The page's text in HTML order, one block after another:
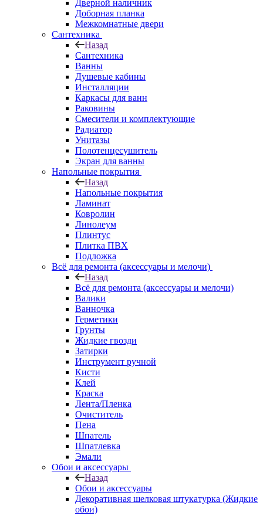
Дверной наличник
Доборная планка
Межкомнатные двери
Сантехника
Назад
Сантехника
Ванны
Душевые кабины
Инсталляции
Каркасы для ванн
Раковины
Смесители и комплектующие
Радиатор
Унитазы
Полотенцесушитель
Экран для ванны
Напольные покрытия
Назад
Напольные покрытия
Ламинат
Ковролин
Линолеум
Плинтус
Плитка ПВХ
Подложка
Всё для ремонта (аксессуары и мелочи)
Назад
Всё для ремонта (аксессуары и мелочи)
Валики
Ванночка
Герметики
Грунты
Жидкие гвозди
Затирки
Инструмент ручной
Кисти
Клей
Краска
Лента/Пленка
Очиститель
Пена
Шпатель
Шпатлевка
Эмали
Обои и аксессуары
Назад
Обои и аксессуары
Декоративная шелковая штукатурка (Жидкие
обои)